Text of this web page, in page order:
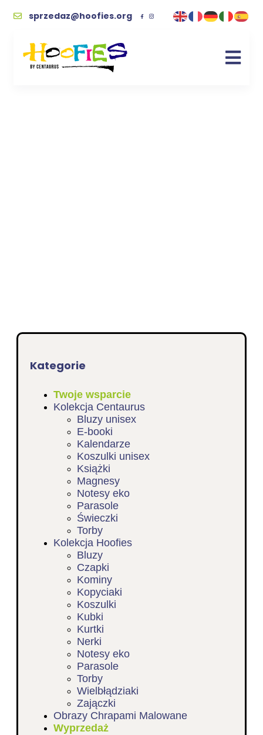
sprzedaz@hoofies.org
Kategorie
Twoje wsparcie
Kolekcja Centaurus
Bluzy unisex
E-booki
Kalendarze
Koszulki unisex
Książki
Magnesy
Notesy eko
Parasole
Świeczki
Torby
Kolekcja Hoofies
Bluzy
Czapki
Kominy
Kopyciaki
Koszulki
Kubki
Kurtki
Nerki
Notesy eko
Parasole
Torby
Wielbłądziaki
Zajączki
Obrazy Chrapami Malowane
Wyprzedaż